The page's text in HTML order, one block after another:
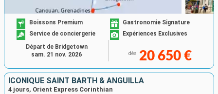
Boissons Premium
Gastronomie Signature
Service de conciergerie
Expériences Exclusives
dès 20 650 €
Départ de Bridgetown
sam. 21 nov. 2026
ICONIQUE SAINT BARTH & ANGUILLA
4 jours, Orient Express Corinthian